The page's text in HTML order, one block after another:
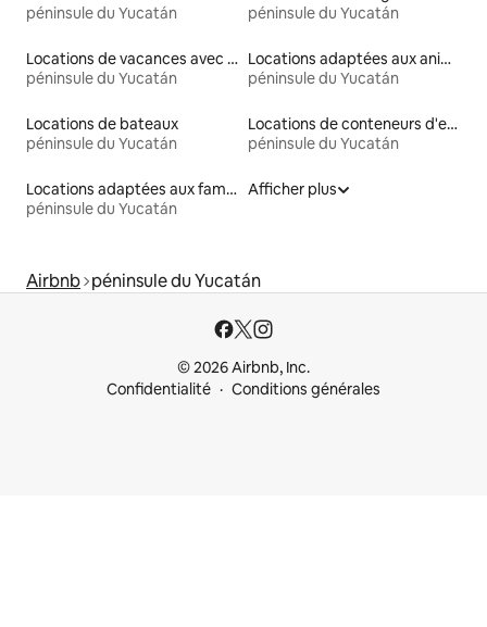
péninsule du Yucatán
péninsule du Yucatán
Locations de vacances avec piscine
péninsule du Yucatán
Locations adaptées aux animaux
péninsule du Yucatán
Locations de bateaux
péninsule du Yucatán
Locations de conteneurs d'expédition
péninsule du Yucatán
Locations adaptées aux familles
péninsule du Yucatán
Afficher plus
Airbnb péninsule du Yucatán
© 2026 Airbnb, Inc.
Confidentialité
Conditions générales